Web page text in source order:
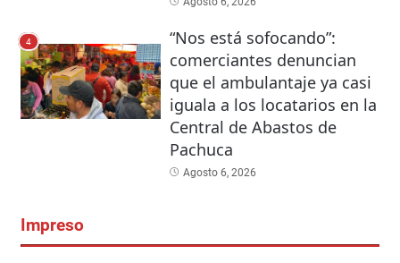
4
“Nos está sofocando”:
comerciantes denuncian
que el ambulantaje ya casi
iguala a los locatarios en la
Central de Abastos de
Pachuca
Agosto 6, 2026
Impreso